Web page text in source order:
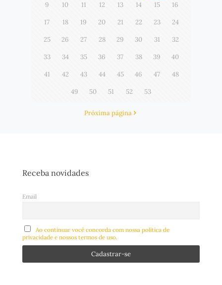
9 10 11 12 13 14 15 16
17 18 19 20 21 22 23 24
25 26 27 28 29 30 31 32
33 34 35 36 37 38 39 40
41 42 43 44 45 46 47 48
49 50 51 52 53
Próxima página
Receba novidades
Email
Ao continuar você concorda com nossa política de
privacidade e nossos termos de uso.